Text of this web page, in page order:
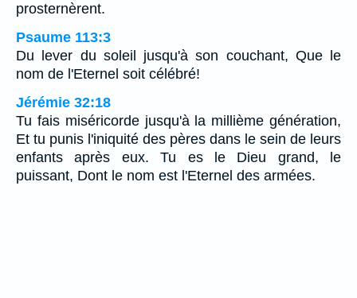
prosternèrent.
Psaume 113:3
Du lever du soleil jusqu'à son couchant, Que le
nom de l'Eternel soit célébré!
Jérémie 32:18
Tu fais miséricorde jusqu'à la millième génération,
Et tu punis l'iniquité des pères dans le sein de leurs
enfants après eux. Tu es le Dieu grand, le
puissant, Dont le nom est l'Eternel des armées.